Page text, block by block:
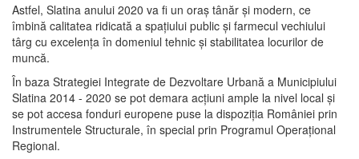
Astfel, Slatina anului 2020 va fi un oraş tânăr şi modern, ce
îmbină calitatea ridicată a spaţiului public şi farmecul vechiului
târg cu excelenţa în domeniul tehnic şi stabilitatea locurilor de
muncă.
În baza Strategiei Integrate de Dezvoltare Urbană a Municipiului
Slatina 2014 - 2020 se pot demara acţiuni ample la nivel local şi
se pot accesa fonduri europene puse la dispoziţia României prin
Instrumentele Structurale, în special prin Programul Operațional
Regional.